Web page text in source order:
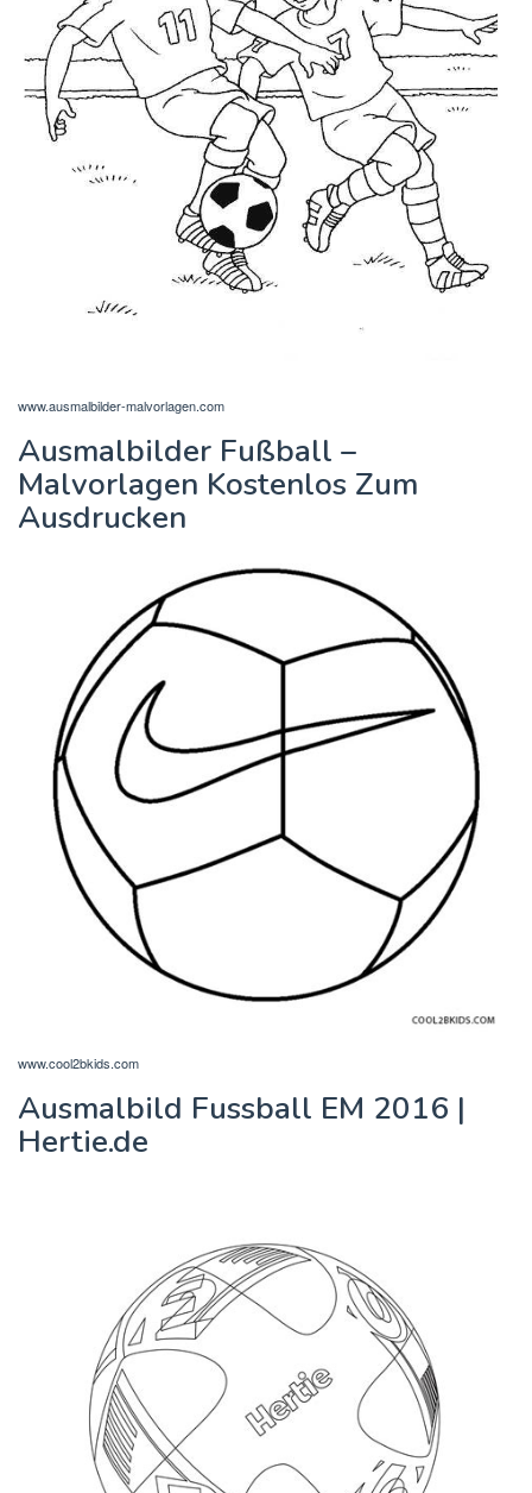
www.ausmalbilder-malvorlagen.com
Ausmalbilder Fußball –
Malvorlagen Kostenlos Zum
Ausdrucken
www.cool2bkids.com
Ausmalbild Fussball EM 2016 |
Hertie.de